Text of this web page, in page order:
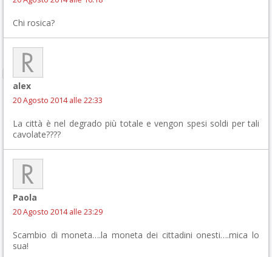
Chi rosica?
alex
20 Agosto 2014 alle 22:33
La città è nel degrado più totale e vengon spesi soldi per tali
cavolate????
Paola
20 Agosto 2014 alle 23:29
Scambio di moneta….la moneta dei cittadini onesti….mica lo
sua!